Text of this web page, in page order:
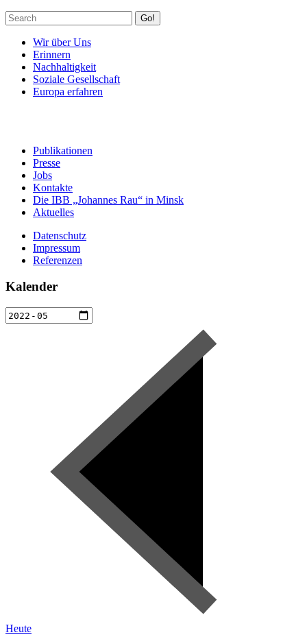
Go!
Wir über Uns
Erinnern
Nachhaltigkeit
Soziale Gesellschaft
Europa erfahren
Publikationen
Presse
Jobs
Kontakte
Die IBB „Johannes Rau“ in Minsk
Aktuelles
Datenschutz
Impressum
Referenzen
Kalender
Heute